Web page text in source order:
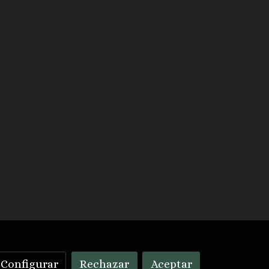
Configurar Rechazar Aceptar